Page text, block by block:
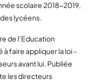
scolaire 2018-2019,
lycéens.
de l’Education
à faire appliquer la loi -
avant lui. Publiée
les directeurs